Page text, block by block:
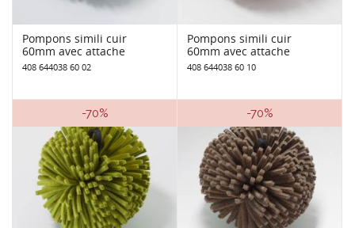
Pompons simili cuir
60mm avec attache
408 644038 60 02
Pompons simili cuir
60mm avec attache
408 644038 60 10
-70% -70%